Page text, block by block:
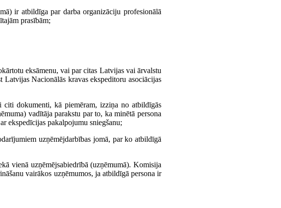
ir atbildīga par darba organizāciju profesionālā
prasībām;
eksāmenu, vai par citas Latvijas vai ārvalstu
Latvijas Nacionālās kravas ekspeditoru asociācijas
citi dokumenti, kā piemēram, izziņa no atbildīgās
vadītāja parakstu par to, ka minētā persona
ekspedīcijas pakalpojumu sniegšanu;
uzņēmējdarbības jomā, par ko atbildīgā
vienā uzņēmējsabiedrībā (uzņēmumā). Komisija
vairākos uzņēmumos, ja atbildīgā persona ir